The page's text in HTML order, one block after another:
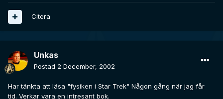
Citera
Unkas
Postad 2 December, 2002
Har tänkta att läsa "fysiken i Star Trek" Någon gång när jag får
tid. Verkar vara en intresant bok.